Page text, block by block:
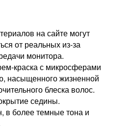
на сайте могут
от реальных из-за
монитора.
краска с микросферами
насыщенного жизненной
блеска волос.
седины.
в более темные тона и